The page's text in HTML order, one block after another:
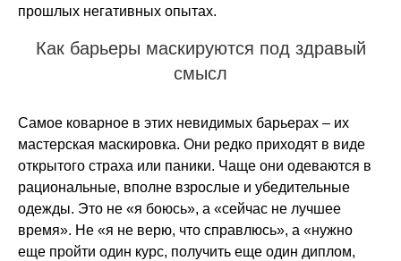
прошлых негативных опытах.
Как барьеры маскируются под здравый
смысл
Самое коварное в этих невидимых барьерах – их
мастерская маскировка. Они редко приходят в виде
открытого страха или паники. Чаще они одеваются в
рациональные, вполне взрослые и убедительные
одежды. Это не «я боюсь», а «сейчас не лучшее
время». Не «я не верю, что справлюсь», а «нужно
еще пройти один курс, получить еще один диплом,